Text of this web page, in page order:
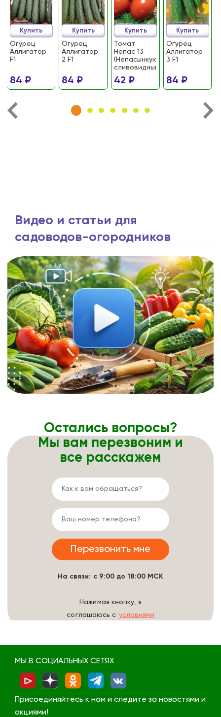
Огурец
Аллигатор
F1
84 ₽
Купить
Огурец
Аллигатор
2 F1
84 ₽
Купить
Томат
Непас 13
(Непасынкующийся
сливовидный)
42 ₽
Купить
Огурец
Аллигатор
3 F1
84 ₽
Купить
Видео и статьи для
садоводов-огородников
Остались вопросы?
Мы вам перезвоним и
все расскажем
На связи: с 9:00 до 18:00 МСК
Нажимая кнопку, я
соглашаюсь с условиями
МЫ В СОЦИАЛЬНЫХ СЕТЯХ
Присоединяйтесь к нам и следите за новостями и
акциями!